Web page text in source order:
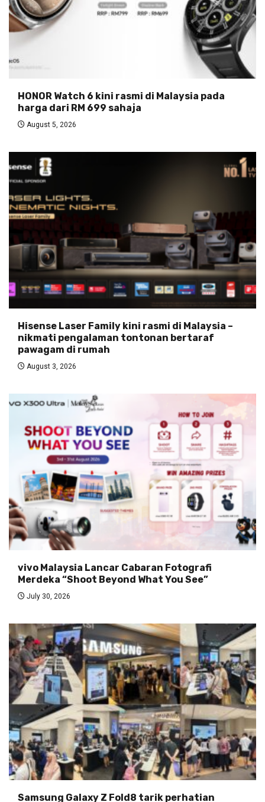
HONOR Watch 6 kini rasmi di Malaysia pada
harga dari RM 699 sahaja
August 5, 2026
Hisense Laser Family kini rasmi di Malaysia –
nikmati pengalaman tontonan bertaraf
pawagam di rumah
August 3, 2026
vivo Malaysia Lancar Cabaran Fotografi
Merdeka “Shoot Beyond What You See”
July 30, 2026
Samsung Galaxy Z Fold8 tarik perhatian